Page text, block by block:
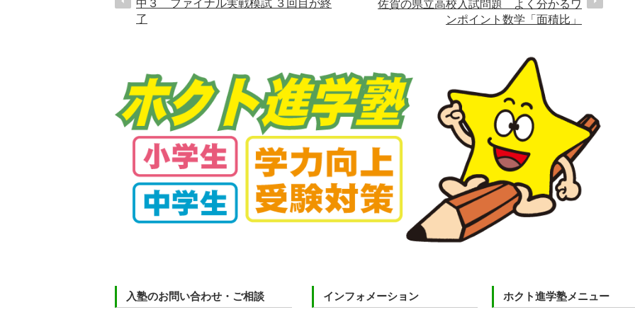
中３ ファイナル実戦模試 ３回目が終
了
佐賀の県立高校入試問題 よく分かるワ
ンポイント数学「面積比」
入塾のお問い合わせ・ご相談 インフォメーション ホクト進学塾メニュー